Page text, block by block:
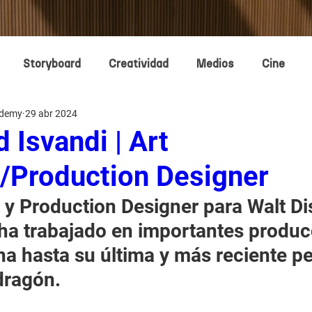
Storyboard Creatividad Medios Cine
3D Management
Concept Design Concept Designers
Isvandi | Art
Designer
29 abr 2024
Production Designer para Walt
trabajado en importantes
hasta su última y más reciente